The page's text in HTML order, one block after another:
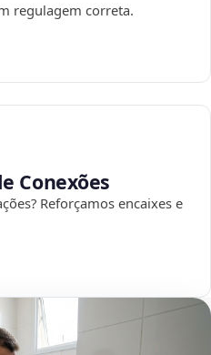
regulagem correta.
Conexões
Reforçamos encaixes e